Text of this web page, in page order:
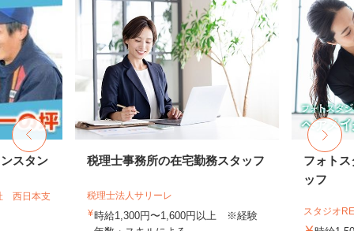
スタン
西日本支
税理士事務所の在宅勤務スタッフ
税理士法人サリーレ
時給1,300円〜1,600円以上 ※経験
フォト
ッフ
スタジオ